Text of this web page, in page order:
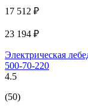
17 512 ₽
23 194 ₽
Электрическая
500-70-220
4.5
(50)